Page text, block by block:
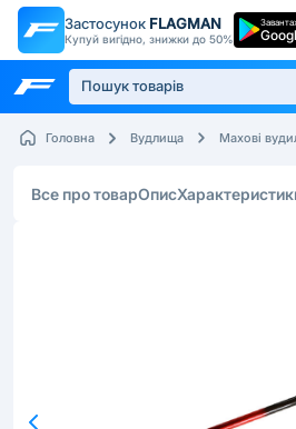
Застосунок FLAGMAN
Купуй вигідно, знижки до 50%
Головна Вудлища Махові
Все про товарОпис